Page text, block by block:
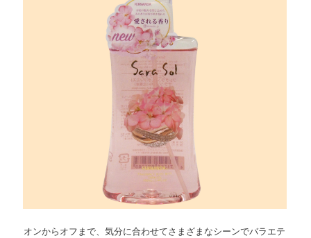
オンからオフまで、気分に合わせてさまざまなシーンでバラエテ